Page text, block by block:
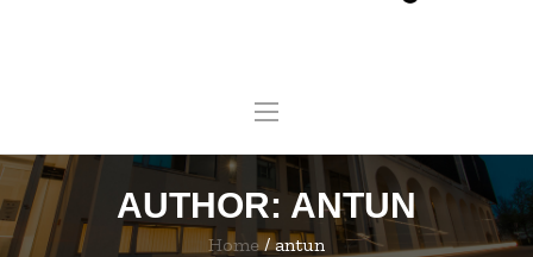
AUTHOR: ANTUN
Home /antun